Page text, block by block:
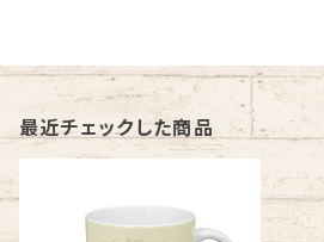
最近チェックした商品